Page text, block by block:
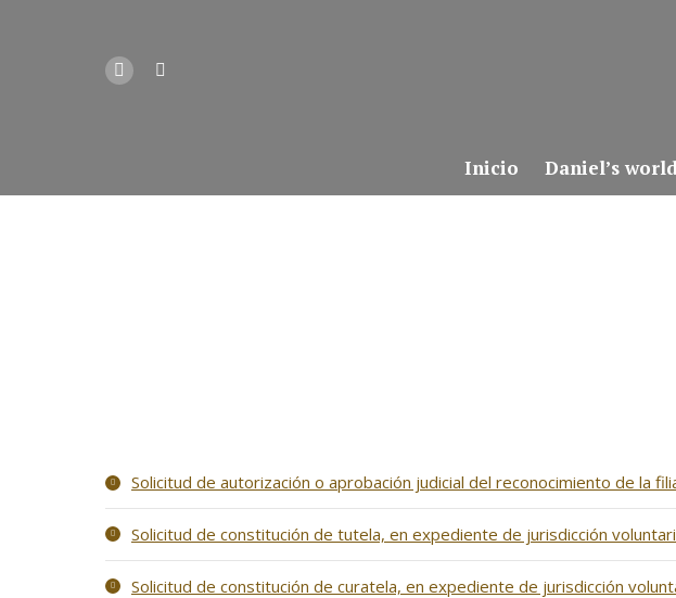
Inicio Daniel’s
Solicitud de autorización o aprobación judicial del reconocimiento de la
Solicitud de constitución de tutela, en expediente de jurisdicción
Solicitud de constitución de curatela, en expediente de jurisdicción